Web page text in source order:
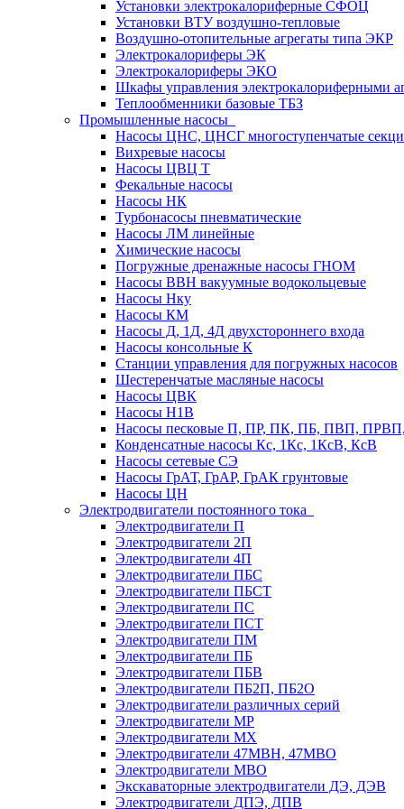
Установки электрокалориферные СФОЦ
Установки ВТУ воздушно-тепловые
Воздушно-отопительные агрегаты типа ЭКР
Электрокалориферы ЭК
Электрокалориферы ЭКО
Шкафы управления электрокалориферными
Теплообменники базовые ТБЗ
Промышленные насосы
Насосы ЦНС, ЦНСГ многоступенчатые
Вихревые насосы
Насосы ЦВЦ Т
Фекальные насосы
Насосы НК
Турбонасосы пневматические
Насосы ЛМ линейные
Химические насосы
Погружные дренажные насосы ГНОМ
Насосы ВВН вакуумные водокольцевые
Насосы Нку
Насосы КМ
Насосы Д, 1Д, 4Д двухстороннего входа
Насосы консольные К
Станции управления для погружных насосов
Шестеренчатые масляные насосы
Насосы ЦВК
Насосы Н1В
Насосы песковые П, ПР, ПК, ПБ, ПВП,
Конденсатные насосы Кс, 1Кс, 1КсВ, КсВ
Насосы сетевые СЭ
Насосы ГрАТ, ГрАР, ГрАК грунтовые
Насосы ЦН
Электродвигатели постоянного тока
Электродвигатели П
Электродвигатели 2П
Электродвигатели 4П
Электродвигатели ПБС
Электродвигатели ПБСТ
Электродвигатели ПС
Электродвигатели ПСТ
Электродвигатели ПМ
Электродвигатели ПБ
Электродвигатели ПБВ
Электродвигатели ПБ2П, ПБ2О
Электродвигатели различных серий
Электродвигатели МР
Электродвигатели MX
Электродвигатели 47MBH, 47МВО
Электродвигатели MBO
Экскаваторные электродвигатели ДЭ, ДЭВ
Электродвигатели ДПЭ, ДПВ